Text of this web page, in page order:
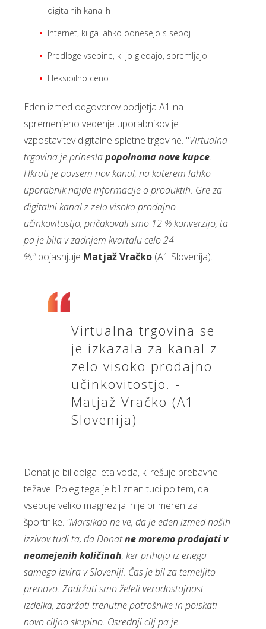
digitalnih kanalih
Internet, ki ga lahko odnesejo s seboj
Predloge vsebine, ki jo gledajo, spremljajo
Fleksibilno ceno
Eden izmed odgovorov podjetja A1 na
spremenjeno vedenje uporabnikov je
vzpostavitev digitalne spletne trgovine. "Virtualna
trgovina je prineslapopolnoma nove kupce.
Hkrati je povsem nov kanal, na katerem lahko
uporabnik najde informacije o produktih. Gre za
digitalni kanal z zelo visoko prodajno
učinkovitostjo, pričakovali smo 12 % konverzijo, ta
pa je bila v zadnjem kvartalu celo 24
%,"pojasnjuje Matjaž Vračko (A1 Slovenija).
Virtualna trgovina se
je izkazala za kanal z
zelo visoko prodajno
učinkovitostjo. -
Matjaž Vračko (A1
Slovenija)
Donat je bil dolga leta voda, ki rešuje prebavne
težave. Poleg tega je bil znan tudi po tem, da
vsebuje veliko magnezija in je primeren za
športnike. "Marsikdo ne ve, da je eden izmed naših
izzivov tudi ta, da Donatne moremo prodajati v
neomejenih količinah, ker prihaja iz enega
samega izvira v Sloveniji. Čas je bil za temeljito
prenovo. Zadržati smo želeli verodostojnost
izdelka, zadržati trenutne potrošnike in poiskati
novo ciljno skupino. Osrednji cilj pa je